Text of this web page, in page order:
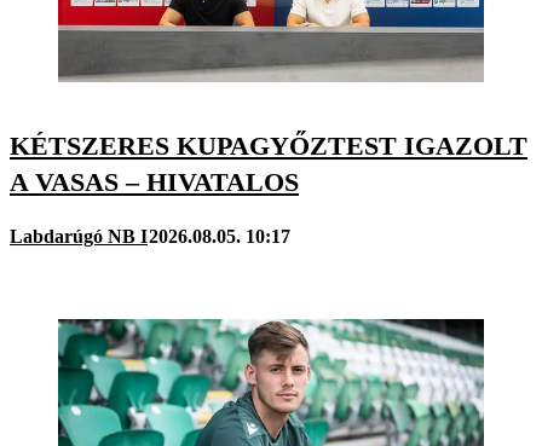
KÉTSZERES KUPAGYŐZTEST IGAZOLT
A VASAS – HIVATALOS
Labdarúgó NB I2026.08.05. 10:17